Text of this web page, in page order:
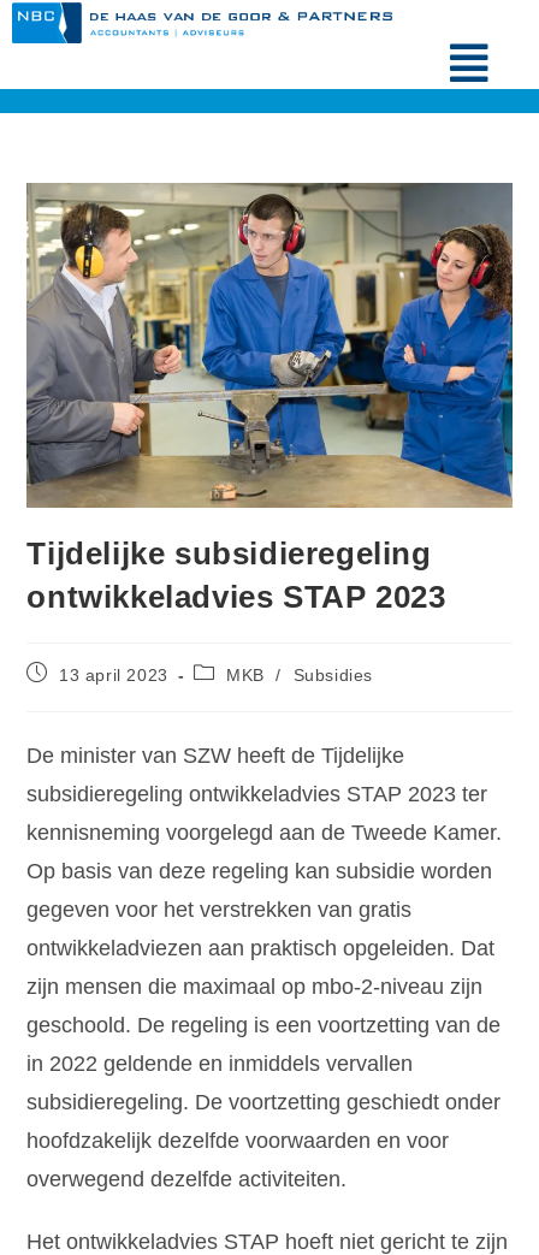
Tijdelijke subsidieregeling
ontwikkeladvies STAP 2023
13 april 2023 MKB / Subsidies
De minister van SZW heeft de Tijdelijke
subsidieregeling ontwikkeladvies STAP 2023 ter
kennisneming voorgelegd aan de Tweede Kamer.
Op basis van deze regeling kan subsidie worden
gegeven voor het verstrekken van gratis
ontwikkeladviezen aan praktisch opgeleiden. Dat
zijn mensen die maximaal op mbo-2-niveau zijn
geschoold. De regeling is een voortzetting van de
in 2022 geldende en inmiddels vervallen
subsidieregeling. De voortzetting geschiedt onder
hoofdzakelijk dezelfde voorwaarden en voor
overwegend dezelfde activiteiten.
Het ontwikkeladvies STAP hoeft niet gericht te zijn